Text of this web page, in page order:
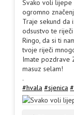
Svako voli lijepe
ogromno
Traje sekund da
odsustvo te
Ringo, da si ti
tvoje riječi
Imate pozdrave
masuz selam!
.
#hvala #sjenica